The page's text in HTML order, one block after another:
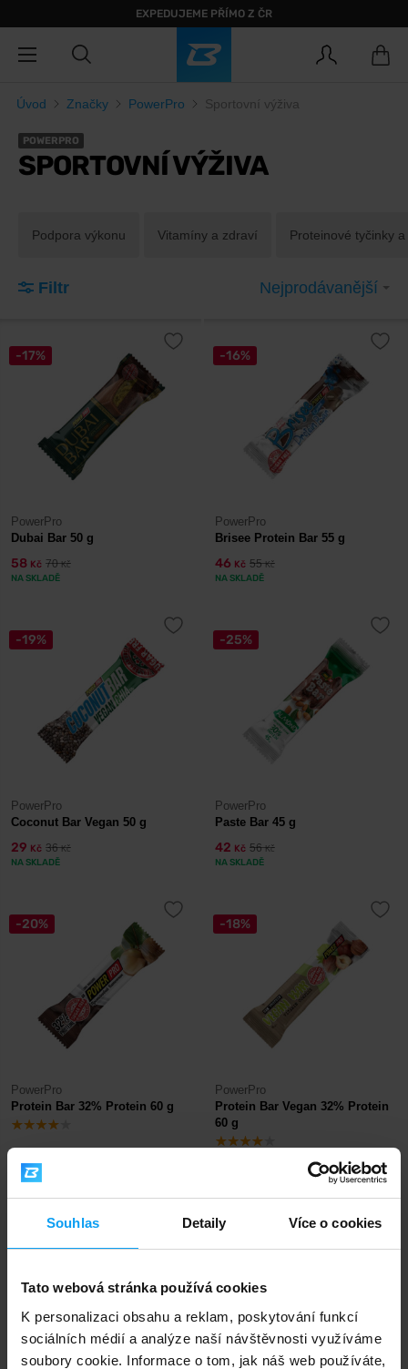
Souhlas Detaily Více o cookies
Tato webová stránka používá cookies
K personalizaci obsahu a reklam, poskytování funkcí
sociálních médií a analýze naší návštěvnosti využíváme
soubory cookie. Informace o tom, jak náš web používáte,
EXPEDUJEME PŘÍMO Z ČR
Úvod Značky PowerPro Sportovní výživa
POWERPRO
SPORTOVNÍ VÝŽIVA
Podpora výkonu Vitamíny a zdraví Proteinové tyčinky
Filtr Nejprodávanější
-17%
PowerPro
Dubai Bar 50 g
58 Kč 70Kč
NA SKLADĚ
-16%
PowerPro
Brisee Protein Bar 55 g
46 Kč 55Kč
NA SKLADĚ
-19%
PowerPro
Coconut Bar Vegan 50 g
29 Kč 36Kč
NA SKLADĚ
-25%
PowerPro
Paste Bar 45 g
42 Kč 56Kč
NA SKLADĚ
-20%
PowerPro
Protein Bar 32% Protein 60 g
48Kč
NA SKLADĚ
-18%
PowerPro
Protein Bar Vegan 32% Protein
60 g